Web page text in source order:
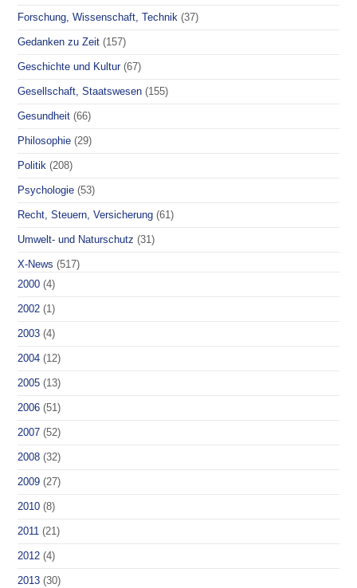
Forschung, Wissenschaft, Technik (37)
Gedanken zu Zeit (157)
Geschichte und Kultur (67)
Gesellschaft, Staatswesen (155)
Gesundheit (66)
Philosophie (29)
Politik (208)
Psychologie (53)
Recht, Steuern, Versicherung (61)
Umwelt- und Naturschutz (31)
X-News (517)
2000 (4)
2002 (1)
2003 (4)
2004 (12)
2005 (13)
2006 (51)
2007 (52)
2008 (32)
2009 (27)
2010 (8)
2011 (21)
2012 (4)
2013 (30)